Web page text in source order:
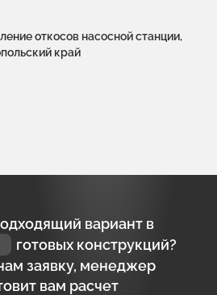
откосов насосной станции,
край
вариант в
готовых конструкций?
заявку, менеджер
вам расчет